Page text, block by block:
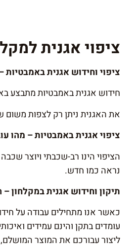
ציפוי אגנית
ציפוי וחידוש אגנית
חידוש אגנית באמבטיות מתבצע
את האגנית ניתן רק לצפות
ציפוי אגנית באמבטיות – מהו
הציפוי הינו רב-שכבתי ויוצר
נראה כמו חדש.
תיקון וחידוש אגנית במקלחון
כאשר אנו מתחילים עבודה על
עומדים בתקן והינם עמידים
ליצור עבורכם את המוצר